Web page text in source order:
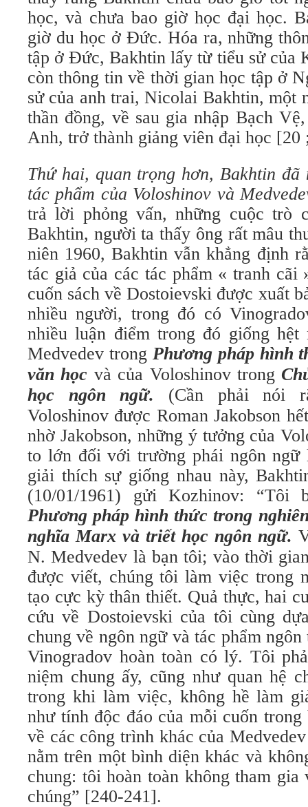
học, và chưa bao giờ học đại học.
giờ du học ở Đức. Hóa ra, những
tập ở Đức, Bakhtin lấy từ tiểu sử của
còn thông tin về thời gian học tập ở
sử của anh trai, Nicolai Bakhtin, một
thần đồng, về sau gia nhập Bạch
Anh, trở thành giảng viên đại học [20
Thứ hai, quan trọng hơn, Bakhtin đã
tác phẩm của Voloshinov và
trả lời phỏng vấn, những cuộc trò
Bakhtin, người ta thấy ông rất mâu
niên 1960, Bakhtin vẫn khẳng định
tác giả của các tác phẩm « tranh
cuốn sách về Dostoievski được xuất
nhiều người, trong đó có
nhiều luận điểm trong đó giống hệt
Medvedev trong Phương pháp hình
văn học và của Voloshinov trong
học ngôn ngữ. (Cần phải nói
Voloshinov được Roman Jakobson
nhờ Jakobson, những ý tưởng của
to lớn đối với trường phái ngôn ngữ
giải thích sự giống nhau này,
(10/01/1961) gửi Kozhinov:
Phương pháp hình thức trong
nghĩa Marx và triết học ngôn ngữ.
N. Medvedev là bạn tôi; vào thời
được viết, chúng tôi làm việc trong
tạo cực kỳ thân thiết. Quả thực, hai
cứu về Dostoievski của tôi cùng
chung về ngôn ngữ và tác phẩm
Vinogradov hoàn toàn có lý. Tôi
niệm chung ấy, cũng như quan hệ
trong khi làm việc, không hề làm
như tính độc đáo của mỗi cuốn trong
về các công trình khác của
nằm trên một bình diện khác và
chung: tôi hoàn toàn không tham
chúng” [240-241].